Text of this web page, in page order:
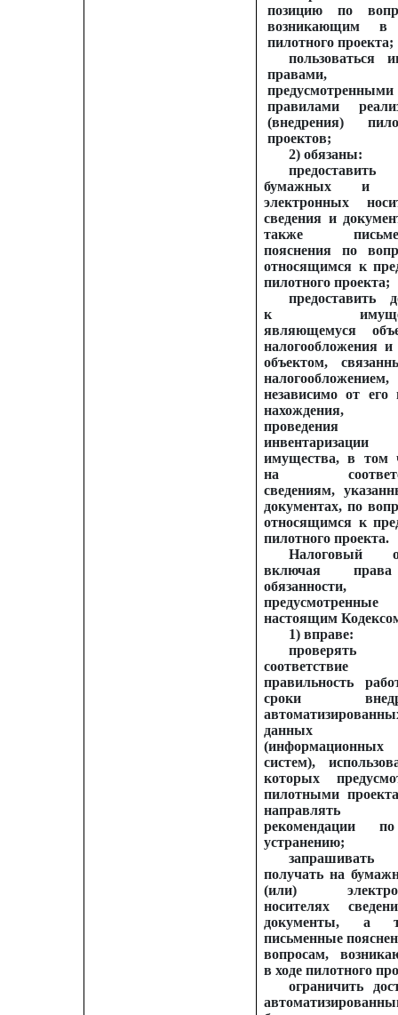
позицию по
возникающим в
пилотного проекта;
пользоваться
правами,
предусмотренными
правилами
(внедрения)
проектов;
2) обязаны:
бумажных и
электронных
сведения и
также
пояснения по
относящимся к
пилотного проекта;
предоставить
к
являющемуся
налогообложения
объектом,
налогообложением,
независимо от его
нахождения,
проведения
инвентаризации
имущества, в том
на
сведениям,
документах, по
относящимся к
пилотного проекта.
Налоговый
включая
обязанности,
предусмотренные
настоящим
1) вправе:
соответствие
правильность
сроки
данных
(информационных
систем),
которых
пилотными
направлять
рекомендации
устранению;
получать на
(или)
носителях
документы, а
письменные
вопросам,
в ходе пилотного
ограничить